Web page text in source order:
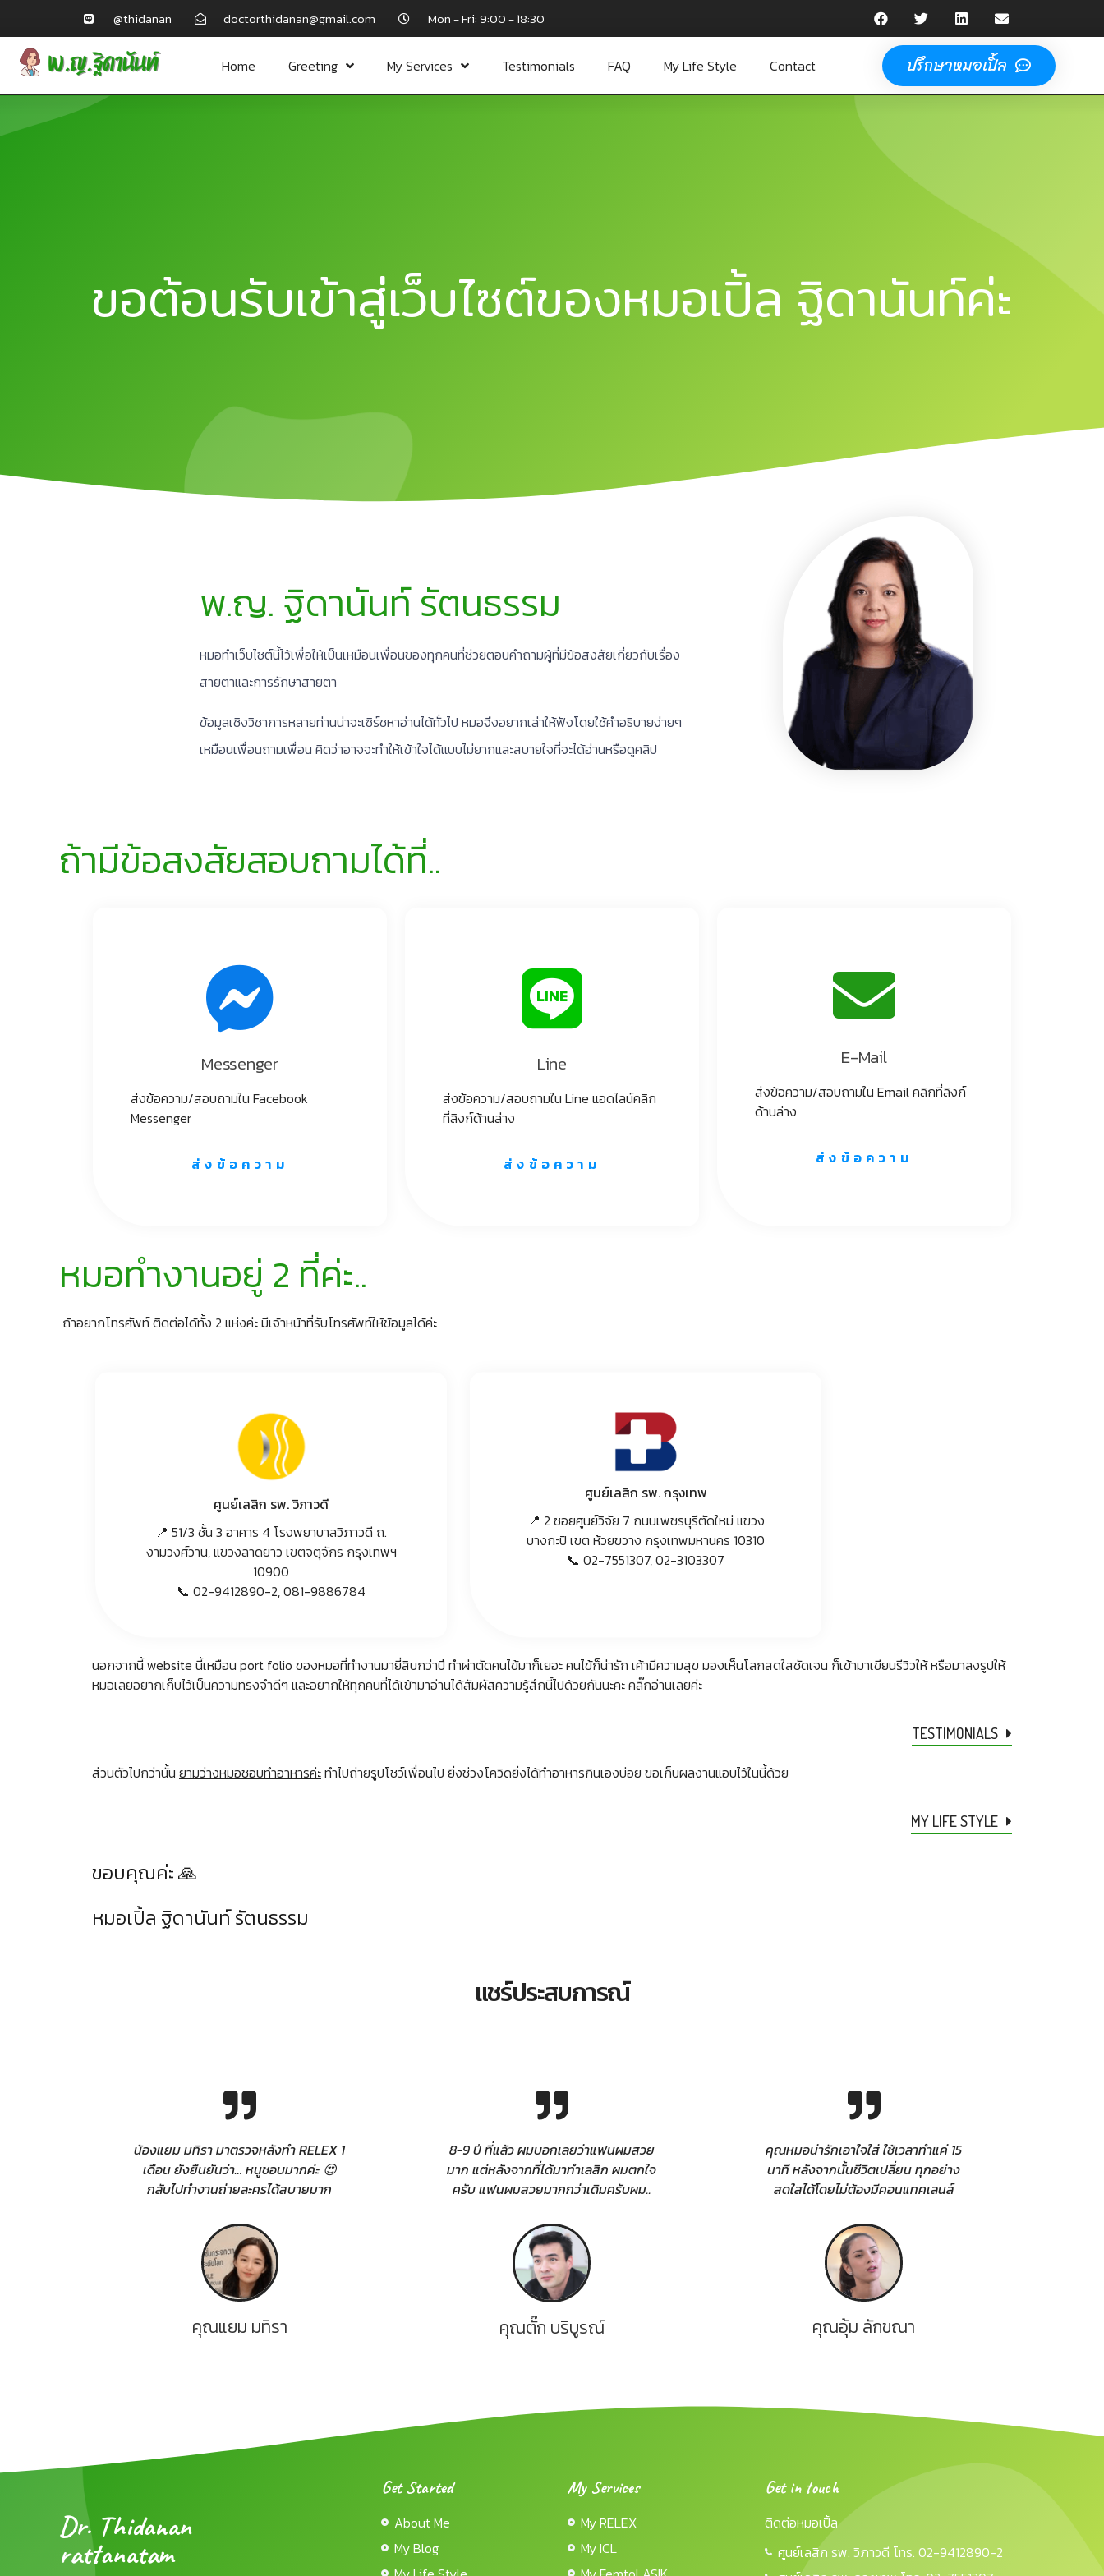
@thidanan doctorthidanan@​gmail​.com Mon - Fri: 9:00 - 18:30
Home Greeting My Services Testimonials FAQ My Life Style Contact ปรึกษาหมอเปิ้ล
ขอต้อนรับเข้าสู่เว็บไซต์ของหมอเปิ้ล ฐิดานันท์ค่ะ
พ.ญ. ฐิดานันท์ รัตนธรรม
หมอทำเว็บไซต์นี้ไว้เพื่อให้เป็นเหมือนเพื่อนของทุกคนที่ช่วยตอบคำถามผู้ที่มีข้อสงสัยเกี่ยวกับเรื่อง
สายตาและการรักษาสายตา
ข้อมูลเชิงวิชาการหลายท่านน่าจะเซิร์ชหาอ่านได้ทั่วไป หมอจึงอยากเล่าให้ฟังโดยใช้คำอธิบายง่ายๆ
เหมือนเพื่อนถามเพื่อน คิดว่าอาจจะทำให้เข้าใจได้แบบไม่ยากและสบายใจที่จะได้อ่านหรือดูคลิป
ถ้ามีข้อสงสัยสอบถามได้ที่..
Messenger
ส่งข้อความ/สอบถามใน Facebook
Messenger
ส่งข้อความ
Line
ส่งข้อความ/สอบถามใน Line แอดไลน์คลิก
ที่ลิงก์ด้านล่าง
ส่งข้อความ
E-Mail
ส่งข้อความ/สอบถามใน Email คลิกที่ลิงก์
ด้านล่าง
ส่งข้อความ
หมอทำงานอยู่ 2 ที่ค่ะ..
ถ้าอยากโทรศัพท์ ติดต่อได้ทั้ง 2 แห่งค่ะ มีเจ้าหน้าที่รับโทรศัพท์ให้ข้อมูลได้ค่ะ
ศูนย์เลสิก รพ. วิภาวดี
📍 51/3 ชั้น 3 อาคาร 4 โรงพยาบาลวิภาวดี ถ.
งามวงศ์วาน, แขวงลาดยาว เขตจตุจักร กรุงเทพฯ
10900
📞 02-9412890-2, 081-9886784
ศูนย์เลสิก รพ. กรุงเทพ
📍 2 ซอยศูนย์วิจัย 7 ถนนเพชรบุรีตัดใหม่ แขวง
บางกะปิ เขต ห้วยขวาง กรุงเทพมหานคร 10310
📞 02-7551307, 02-3103307
นอกจากนี้ website นี้เหมือน port folio ของหมอที่ทำงานมายี่สิบกว่าปี ทำผ่าตัดคนไข้มาก็เยอะ คนไข้ก็น่ารัก เค้ามีความสุข มองเห็นโลกสดใสชัดเจน ก็เข้ามาเขียนรีวิวให้ หรือมาลงรูปให้
หมอเลยอยากเก็บไว้เป็นความทรงจำดีๆ และอยากให้ทุกคนที่ได้เข้ามาอ่านได้สัมผัสความรู้สึกนี้ไปด้วยกันนะคะ คลิ๊กอ่านเลยค่ะ
TESTIMONIALS
ส่วนตัวไปกว่านั้น ยามว่างหมอชอบทำอาหารค่ะทำไปถ่ายรูปโชว์เพื่อนไป ยิ่งช่วงโควิดยิ่งได้ทำอาหารกินเองบ่อย ขอเก็บผลงานแอบไว้ในนี้ด้วย
MY LIFE STYLE
ขอบคุณค่ะ 🙏
หมอเปิ้ล ฐิดานันท์ รัตนธรรม
แชร์ประสบการณ์
น้องแยม มทิรา มาตรวจหลังทำ RELEX 1
เดือน ยังยืนยันว่า… หนูชอบมากค่ะ 😍
กลับไปทำงานถ่ายละครได้สบายมาก
คุณแยม มทิรา
8-9 ปี ที่แล้ว ผมบอกเลยว่าแฟนผมสวย
มาก แต่หลังจากที่ได้มาทำเลสิก ผมตกใจ
ครับ แฟนผมสวยมากกว่าเดิมครับผม..
คุณตั๊ก บริบูรณ์
คุณหมอน่ารักเอาใจใส่ ใช้เวลาทำแค่ 15
นาที หลังจากนั้นชีวิตเปลี่ยน ทุกอย่าง
สดใสได้โดยไม่ต้องมีคอนแทคเลนส์
คุณอุ้ม ลักขณา
Dr. Thidanan
rattanatam
Get Started
About Me
My Blog
My Services
My RELEX
My ICL
Get in touch
ติดต่อหมอเปิ้ล
ศูนย์เลสิก รพ. วิภาวดี โทร. 02-9412890-2